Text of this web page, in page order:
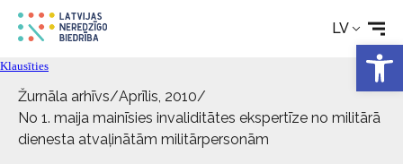
LV
Rehabilitācija
Tehniskie palīglīdzekļi
Aktualitātes
Klausīties
Žurnāla arhīvs/Aprīlis, 2010/
No 1. maija mainīsies invaliditātes ekspertīze no militārā
dienesta atvaļinātām militārpersonām